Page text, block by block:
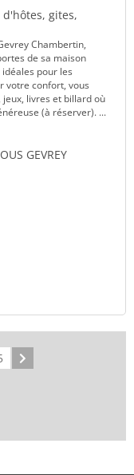
gites,
Chambertin,
de sa maison
pour les
votre confort, vous
livres et billard où
(à réserver). ...
GEVREY